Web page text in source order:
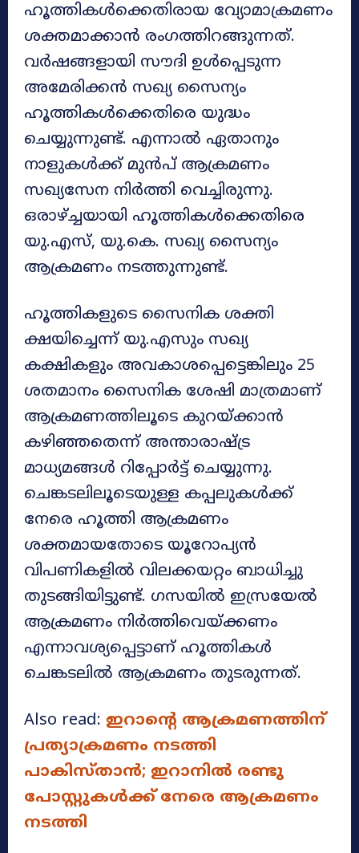
ഹൂത്തികൾക്കെതിരായ വ്യോമാക്രമണം
ശക്തമാക്കാൻ രംഗത്തിറങ്ങുന്നത്.
വർഷങ്ങളായി സൗദി ഉൾപ്പെടുന്ന
അമേരിക്കൻ സഖ്യ സൈന്യം
ഹൂത്തികൾക്കെതിരെ യുദ്ധം
ചെയ്യുന്നുണ്ട്. എന്നാൽ ഏതാനും
നാളുകൾക്ക് മുൻപ് ആക്രമണം
സഖ്യസേന നിർത്തി വെച്ചിരുന്നു.
ഒരാഴ്ച്ചയായി ഹൂത്തികൾക്കെതിരെ
യു.എസ്, യു.കെ. സഖ്യ സൈന്യം
ആക്രമണം നടത്തുന്നുണ്ട്.
ഹൂത്തികളുടെ സൈനിക ശക്തി
ക്ഷയിച്ചെന്ന് യു.എസും സഖ്യ
കക്ഷികളും അവകാശപ്പെട്ടെങ്കിലും 25
ശതമാനം സൈനിക ശേഷി മാത്രമാണ്
ആക്രമണത്തിലൂടെ കുറയ്ക്കാൻ
കഴിഞ്ഞതെന്ന് അന്താരാഷ്ട്ര
മാധ്യമങ്ങൾ റിപ്പോർട്ട് ചെയ്യുന്നു.
ചെങ്കടലിലൂടെയുള്ള കപ്പലുകൾക്ക്
നേരെ ഹൂത്തി ആക്രമണം
ശക്തമായതോടെ യൂറോപ്യൻ
വിപണികളിൽ വിലക്കയറ്റം ബാധിച്ചു
തുടങ്ങിയിട്ടുണ്ട്. ഗസയിൽ ഇസ്രയേൽ
ആക്രമണം നിർത്തിവെയ്ക്കണം
എന്നാവശ്യപ്പെട്ടാണ് ഹൂത്തികൾ
ചെങ്കടലിൽ ആക്രമണം തുടരുന്നത്.
Also read: ഇറാന്റെ ആക്രമണത്തിന്
പ്രത്യാക്രമണം നടത്തി
പാകിസ്താന്‍; ഇറാനില്‍ രണ്ടു
പോസ്റ്റുകള്‍ക്ക് നേരെ ആക്രമണം
നടത്തി